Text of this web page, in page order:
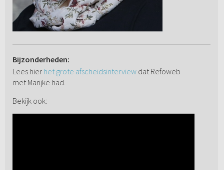
Bijzonderheden:
Lees hier het grote afscheidsinterviewdat Refoweb
met Marijke had.
Bekijk ook: